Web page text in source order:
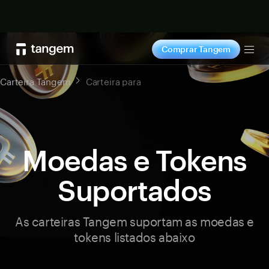
Comprar Tangem
Carteira Tangem Carteira para
Moedas e Tokens
Suportados
As carteiras Tangem suportam as moedas e
tokens listados abaixo